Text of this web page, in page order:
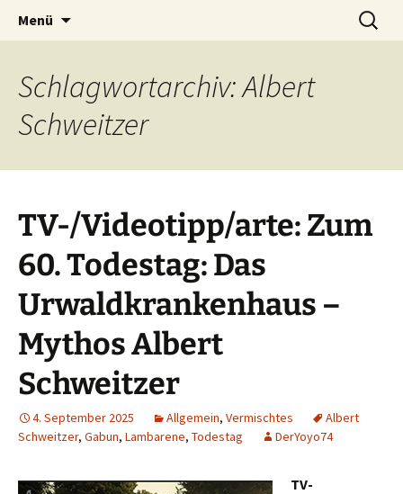
AFRICA live
Seit 1998: Aktuelles aus und mit Bezug zu
Afrika
Menü
Suchen
nach:
Schlagwortarchiv: Albert
Schweitzer
TV-/Videotipp/arte: Zum
60. Todestag: Das
Urwaldkrankenhaus –
Mythos Albert
Schweitzer
4. September 2025 Allgemein, Vermischtes
Albert
Schweitzer, Gabun, Lambarene, Todestag DerYoyo74
TV-